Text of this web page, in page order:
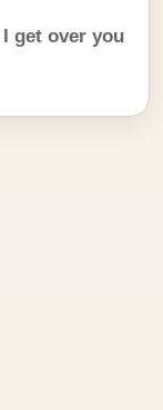
I get over you